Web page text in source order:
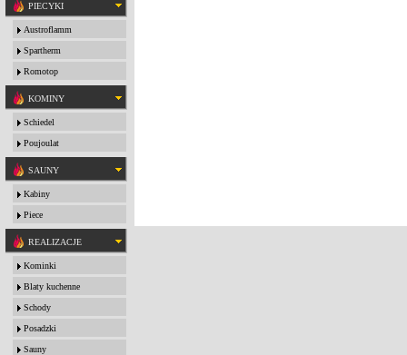
PIECYKI
Austroflamm
Spartherm
Romotop
KOMINY
Schiedel
Poujoulat
SAUNY
Kabiny
Piece
REALIZACJE
Kominki
Blaty kuchenne
Schody
Posadzki
Sauny